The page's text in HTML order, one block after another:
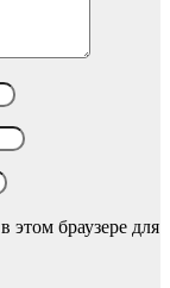
этом браузере для